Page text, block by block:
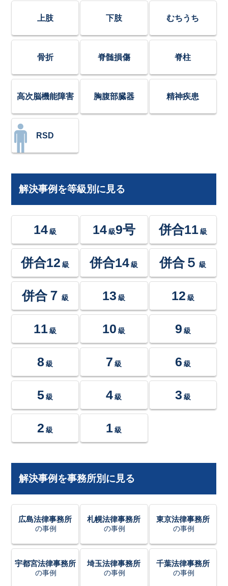
上肢 下肢 むちうち
骨折 脊髄損傷 脊柱
高次脳機能障害 胸腹部臓器 精神疾患
RSD
解決事例を等級別に見る
14 級 14級9号 併合11 級
併合12 級 併合14 級 併合５ 級
併合７ 級 13 級 12 級
11 級 10 級 9 級
8 級 7 級 6 級
5 級 4 級 3 級
2 級 1 級
解決事例を事務所別に見る
広島法律事務所
の事例
札幌法律事務所
の事例
東京法律事務所
の事例
宇都宮法律事務所
の事例
埼玉法律事務所
の事例
千葉法律事務所
の事例